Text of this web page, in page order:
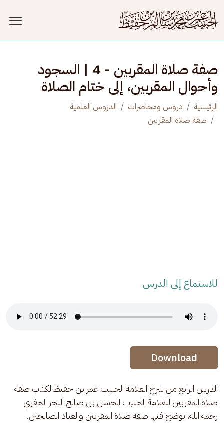
صفة صلاة المقربين - 4 | السجود
وأحوال المقربين، إلى ختام الصلاة
الرئيسية دروس ومحاضرات
الدروس العلمية
صفة صلاة المقربين
للاستماع إلى الدرس
Audio Stream
Audio Stream
Download
الدرس الرابع من شرح العلامة الحبيب عمر بن حفيظ لكتاب صفة
صلاة المقربين للعلامة الحبيب الحسن بن صالح البحر الجفري
رحمه الله، يوضح فيها صفة صلاة المقربين والعباد الصالحين.